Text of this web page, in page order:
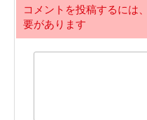
コメントを投稿するには、
要があります